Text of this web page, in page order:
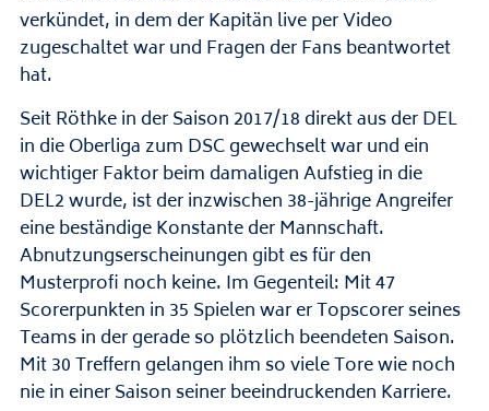
verkündet, in dem der Kapitän live per Video
zugeschaltet war und Fragen der Fans beantwortet
hat.
Seit Röthke in der Saison 2017/18 direkt aus der DEL
in die Oberliga zum DSC gewechselt war und ein
wichtiger Faktor beim damaligen Aufstieg in die
DEL2 wurde, ist der inzwischen 38-jährige Angreifer
eine beständige Konstante der Mannschaft.
Abnutzungserscheinungen gibt es für den
Musterprofi noch keine. Im Gegenteil: Mit 47
Scorerpunkten in 35 Spielen war er Topscorer seines
Teams in der gerade so plötzlich beendeten Saison.
Mit 30 Treffern gelangen ihm so viele Tore wie noch
nie in einer Saison seiner beeindruckenden Karriere.